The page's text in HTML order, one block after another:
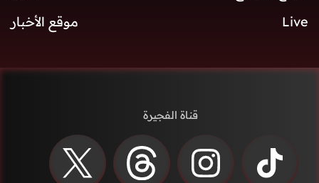
Live
موقع الأخبار
قناة الفجيرة